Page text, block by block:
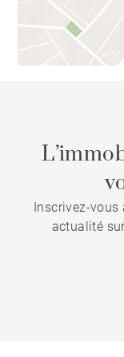
Inscrivez-
actualité